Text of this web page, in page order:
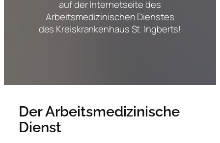
auf der Internetseite des
Arbeitsmedizinischen Dienstes
des Kreiskrankenhaus St. Ingberts!
Der Arbeitsmedizinische
Dienst